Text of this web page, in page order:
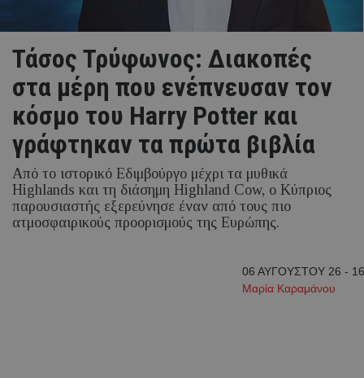
Τάσος Τρύφωνος: Διακοπές
στα μέρη που ενέπνευσαν τον
κόσμο του Harry Potter και
γράφτηκαν τα πρώτα βιβλία
Από το ιστορικό Εδιμβούργο μέχρι τα μυθικά
Highlands και τη διάσημη Highland Cow, ο Κύπριος
παρουσιαστής εξερεύνησε έναν από τους πιο
ατμοσφαιρικούς προορισμούς της Ευρώπης.
06 ΑΥΓΟΥΣΤΟΥ 26 -
Μαρία Καραμάνου